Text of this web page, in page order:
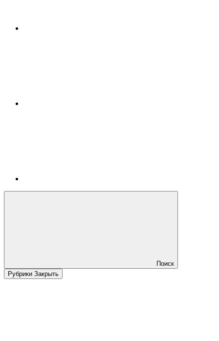
Поиск
Рубрики Закрыть